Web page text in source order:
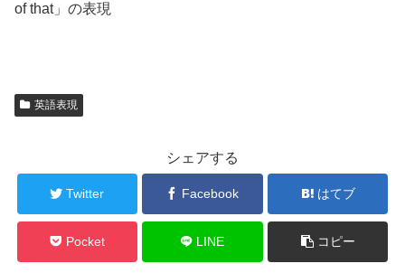
of that」の表現
英語表現
シェアする
Twitter Facebook はてブ
Pocket LINE コピー